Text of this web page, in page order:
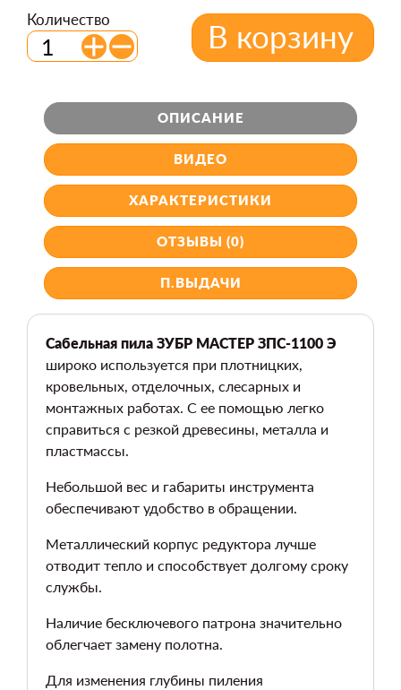
Количество В корзину
ОПИСАНИЕ
ВИДЕО
ХАРАКТЕРИСТИКИ
ОТЗЫВЫ (0)
П.ВЫДАЧИ
Сабельная пила ЗУБР МАСТЕР ЗПС-1100 Э
широко используется при плотницких,
кровельных, отделочных, слесарных и
монтажных работах. С ее помощью легко
справиться с резкой древесины, металла и
пластмассы.
Небольшой вес и габариты инструмента
обеспечивают удобство в обращении.
Металлический корпус редуктора лучше
отводит тепло и способствует долгому сроку
службы.
Наличие бесключевого патрона значительно
облегчает замену полотна.
Для изменения глубины пиления